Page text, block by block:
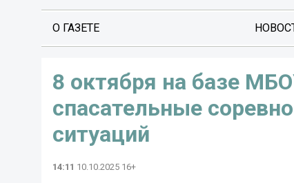
О ГАЗЕТЕ
8 октября на базе
спасательные
ситуаций
14:11 10.10.2025 16+